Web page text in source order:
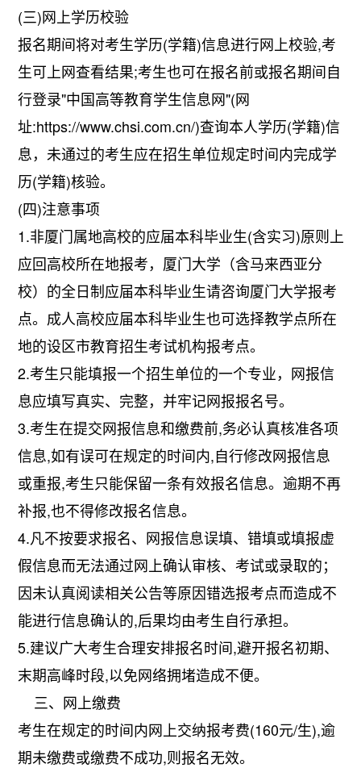
(三)网上学历校验
报名期间将对考生学历(学籍)信息进行网上校验,考
生可上网查看结果;考生也可在报名前或报名期间自
行登录"中国高等教育学生信息网"(网
址:https://www.chsi.com.cn/)查询本人学历(学籍)信
息，未通过的考生应在招生单位规定时间内完成学
历(学籍)核验。
(四)注意事项
1.非厦门属地高校的应届本科毕业生(含实习)原则上
应回高校所在地报考，厦门大学（含马来西亚分
校）的全日制应届本科毕业生请咨询厦门大学报考
点。成人高校应届本科毕业生也可选择教学点所在
地的设区市教育招生考试机构报考点。
2.考生只能填报一个招生单位的一个专业，网报信
息应填写真实、完整，并牢记网报报名号。
3.考生在提交网报信息和缴费前,务必认真核准各项
信息,如有误可在规定的时间内,自行修改网报信息
或重报,考生只能保留一条有效报名信息。逾期不再
补报,也不得修改报名信息。
4.凡不按要求报名、网报信息误填、错填或填报虚
假信息而无法通过网上确认审核、考试或录取的；
因未认真阅读相关公告等原因错选报考点而造成不
能进行信息确认的,后果均由考生自行承担。
5.建议广大考生合理安排报名时间,避开报名初期、
末期高峰时段,以免网络拥堵造成不便。
三、网上缴费
考生在规定的时间内网上交纳报考费(160元/生),逾
期未缴费或缴费不成功,则报名无效。